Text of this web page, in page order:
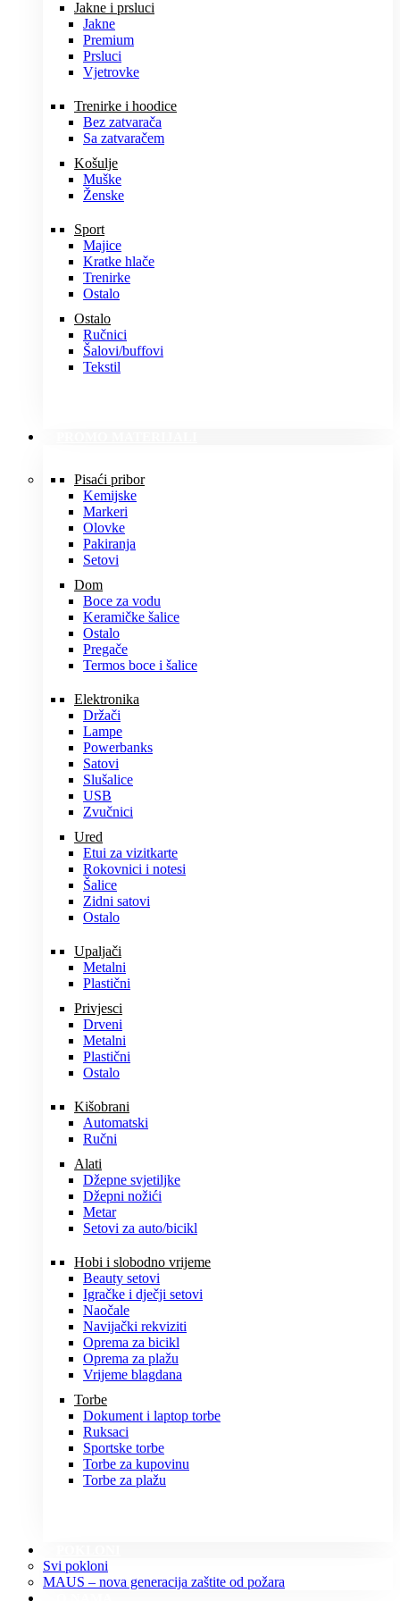
Jakne i prsluci
Jakne
Premium
Prsluci
Vjetrovke
Trenirke i hoodice
Bez zatvarača
Sa zatvaračem
Košulje
Muške
Ženske
Sport
Majice
Kratke hlače
Trenirke
Ostalo
Ostalo
Ručnici
Šalovi/buffovi
Tekstil
Pisaći pribor
Kemijske
Markeri
Olovke
Pakiranja
Setovi
Dom
Boce za vodu
Keramičke šalice
Ostalo
Pregače
Termos boce i šalice
Elektronika
Držači
Lampe
Powerbanks
Satovi
Slušalice
USB
Zvučnici
Ured
Etui za vizitkarte
Rokovnici i notesi
Šalice
Zidni satovi
Ostalo
Upaljači
Metalni
Plastični
Privjesci
Drveni
Metalni
Plastični
Ostalo
Kišobrani
Automatski
Ručni
Alati
Džepne svjetiljke
Džepni nožići
Metar
Setovi za auto/bicikl
Hobi i slobodno vrijeme
Beauty setovi
Igračke i dječji setovi
Naočale
Navijački rekviziti
Oprema za bicikl
Oprema za plažu
Vrijeme blagdana
Torbe
Dokument i laptop torbe
Ruksaci
Sportske torbe
Torbe za kupovinu
Torbe za plažu
Svi pokloni
MAUS – nova generacija zaštite od požara